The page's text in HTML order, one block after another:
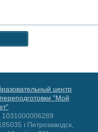
центр
"Мой
г.Петрозаводск,